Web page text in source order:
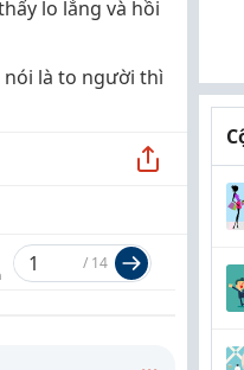
lo lắng và hồi
nói là to người thì
/ 14